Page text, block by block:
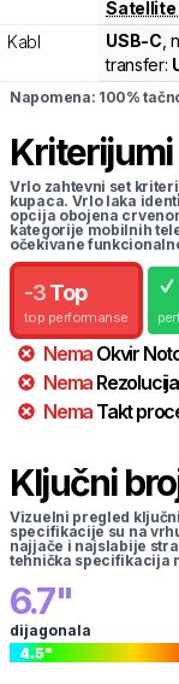
Satellite
Kabl
USB-C ,
transfer:
Napomena: 100%
Kriterijumi
Vrlo zahtevni set
kupaca. Vrlo laka
opcija obojena
kategorije mobilnih
očekivane
-3 Top
top performanse
Nema Okvir
Nema Rezolucija
Nema Takt
Ključni
Vizuelni pregled
specifikacije su na
najjače i najslabije
tehnička specifikacija
6.7"
dijagonala
4.5"